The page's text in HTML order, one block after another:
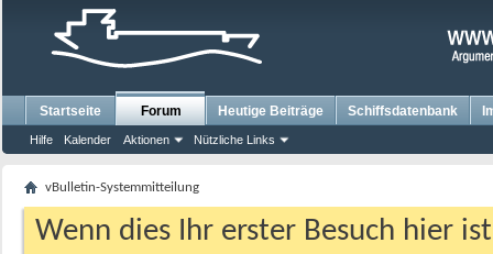
Startseite Forum
Hilfe Kalender Aktionen Nützliche Links
Heutige Beiträge Schiffsdatenbank
vBulletin-Systemmitteilung
Wenn dies Ihr erster Besuch hier